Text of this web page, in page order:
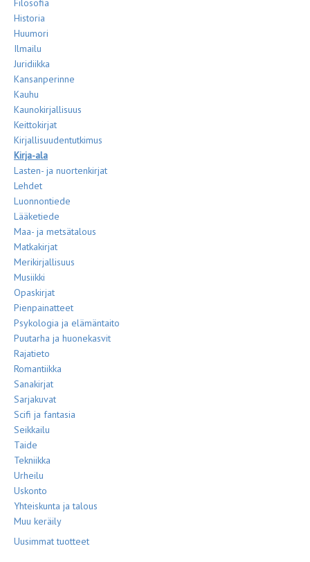
Filosofia
Historia
Huumori
Ilmailu
Juridiikka
Kansanperinne
Kauhu
Kaunokirjallisuus
Keittokirjat
Kirjallisuudentutkimus
Kirja-ala
Lasten- ja nuortenkirjat
Lehdet
Luonnontiede
Lääketiede
Maa- ja metsätalous
Matkakirjat
Merikirjallisuus
Musiikki
Opaskirjat
Pienpainatteet
Psykologia ja elämäntaito
Puutarha ja huonekasvit
Rajatieto
Romantiikka
Sanakirjat
Sarjakuvat
Scifi ja fantasia
Seikkailu
Taide
Tekniikka
Urheilu
Uskonto
Yhteiskunta ja talous
Muu keräily
Uusimmat tuotteet